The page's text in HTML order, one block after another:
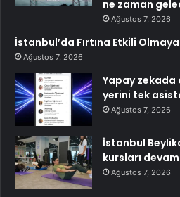
ne zaman
Ağustos 7, 2026
İstanbul’da Fırtına Etkili
Ağustos 7, 2026
Yapay zekada
yerini tek
Ağustos 7, 2026
İstanbul
kursları
Ağustos 7, 2026